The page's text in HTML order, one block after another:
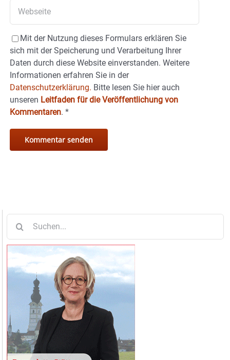
Mit der Nutzung dieses Formulars erklären Sie
sich mit der Speicherung und Verarbeitung Ihrer
Daten durch diese Website einverstanden. Weitere
Informationen erfahren Sie in der
Datenschutzerklärung. Bitte lesen Sie hier auch
unseren Leitfaden für die Veröffentlichung von
Kommentaren. *
nach: